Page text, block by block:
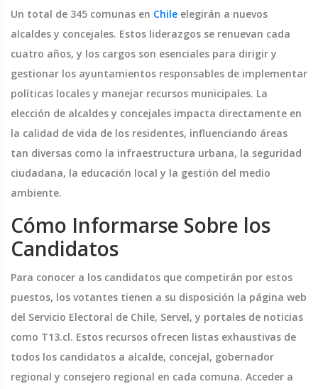
Un total de 345 comunas en Chile elegirán a nuevos
alcaldes y concejales. Estos liderazgos se renuevan cada
cuatro años, y los cargos son esenciales para dirigir y
gestionar los ayuntamientos responsables de implementar
políticas locales y manejar recursos municipales. La
elección de alcaldes y concejales impacta directamente en
la calidad de vida de los residentes, influenciando áreas
tan diversas como la infraestructura urbana, la seguridad
ciudadana, la educación local y la gestión del medio
ambiente.
Cómo Informarse Sobre los
Candidatos
Para conocer a los candidatos que competirán por estos
puestos, los votantes tienen a su disposición la página web
del Servicio Electoral de Chile, Servel, y portales de noticias
como T13.cl. Estos recursos ofrecen listas exhaustivas de
todos los candidatos a alcalde, concejal, gobernador
regional y consejero regional en cada comuna. Acceder a